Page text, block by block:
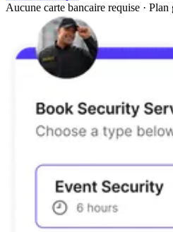
Aucune carte bancaire requise · Plan